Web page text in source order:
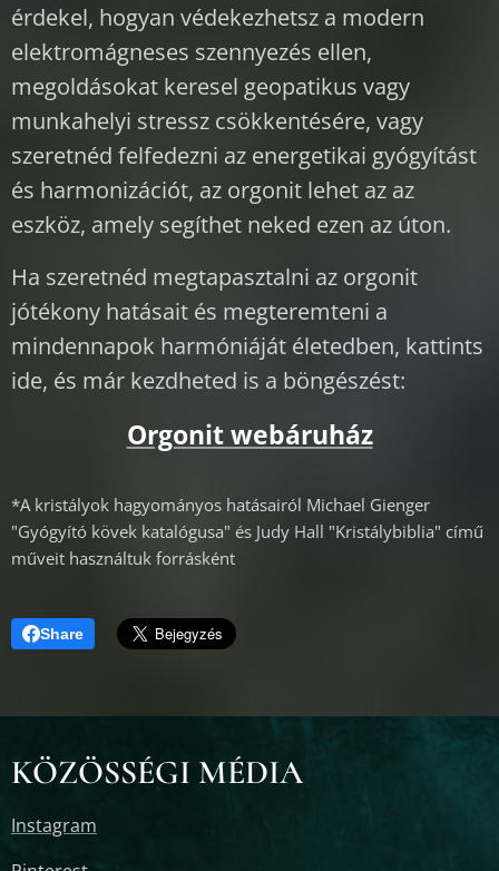
érdekel, hogyan védekezhetsz a modern
elektromágneses szennyezés ellen,
megoldásokat keresel geopatikus vagy
munkahelyi stressz csökkentésére, vagy
szeretnéd felfedezni az energetikai gyógyítást
és harmonizációt, az orgonit lehet az az
eszköz, amely segíthet neked ezen az úton.
Ha szeretnéd megtapasztalni az orgonit
jótékony hatásait és megteremteni a
mindennapok harmóniáját életedben, kattints
ide, és már kezdheted is a böngészést:
Orgonit webáruház
*A kristályok hagyományos hatásairól Michael Gienger
"Gyógyító kövek katalógusa" és Judy Hall "Kristálybiblia" című
műveit használtuk forrásként
Share
KÖZÖSSÉGI MÉDIA
Instagram